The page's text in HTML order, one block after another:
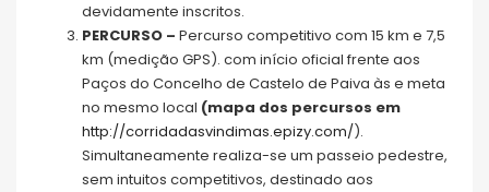
devidamente inscritos.
PERCURSO – Percurso competitivo com 15 km e 7,5
km (medição GPS). com início oficial frente aos
Paços do Concelho de Castelo de Paiva às e meta
no mesmo local (mapa dos percursos em
http://corridadasvindimas.epizy.com/).
Simultaneamente realiza-se um passeio pedestre,
sem intuitos competitivos, destinado aos